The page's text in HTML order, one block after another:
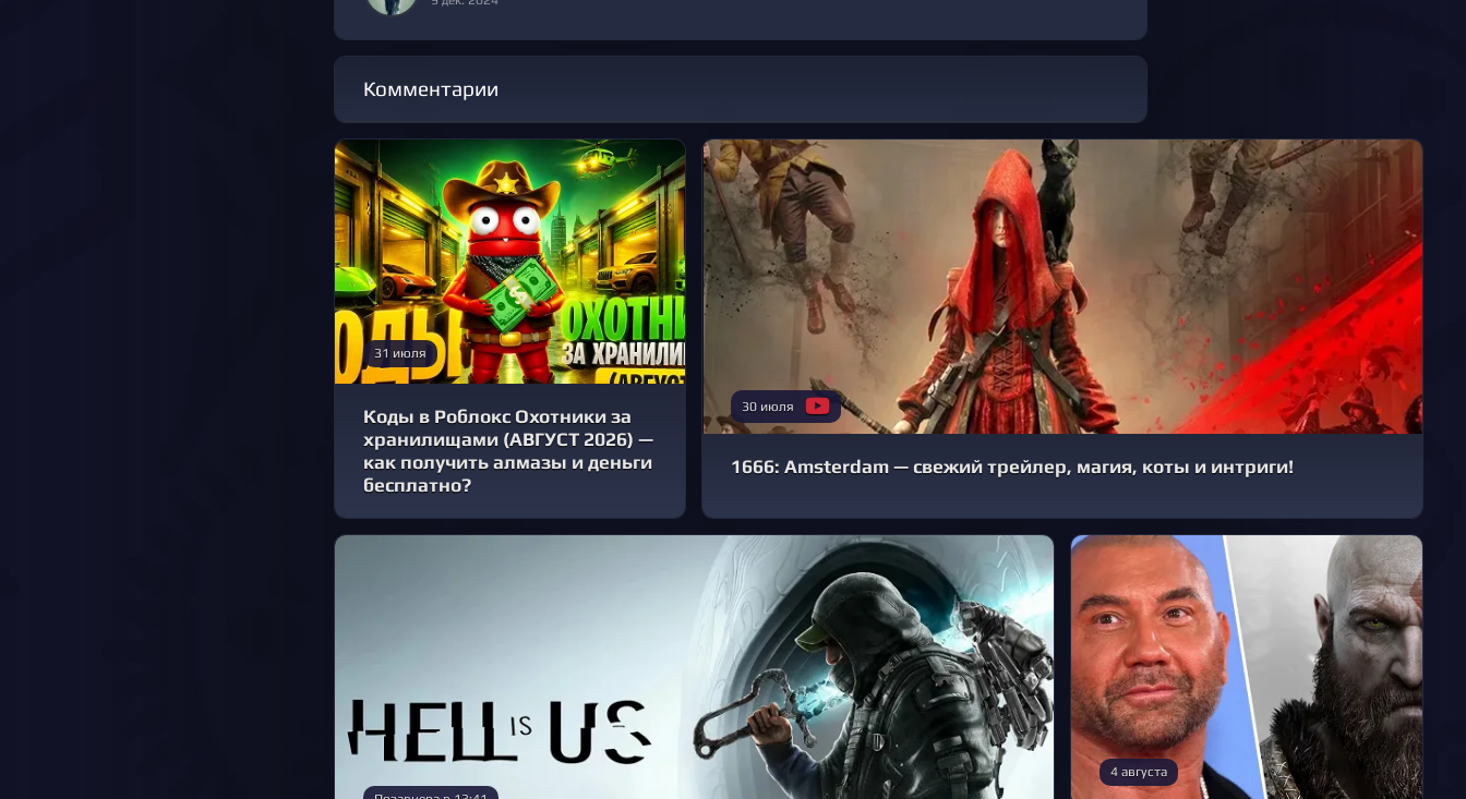
Комментарии
31 июля
Коды в Роблокс Охотники за
хранилищами (АВГУСТ 2026) —
как получить алмазы и деньги
бесплатно?
30 июля
1666: Amsterdam — свежий трейлер, магия, коты и интриги!
4 августа